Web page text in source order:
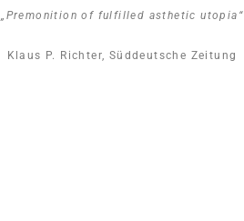
„Premonition of fulfilled asthetic utopia“
Klaus P. Richter, Süddeutsche Zeitung